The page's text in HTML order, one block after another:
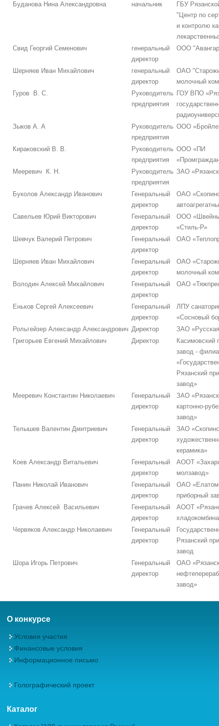
Буданова Нина Александровна
начальник
ГБУ
"Центр по
и контролю
Свид Георгий Семенович
генеральный
директор
ООО
Шерняев Иван Михайлович
генеральный
директор
ОАО
молочный
Гуров В. С.
Руководитель
предприятия
ГОУ ВПО
Зыков А. А
Руководитель
предприятия
ООО
Кираковский В. В.
Руководитель
предприятия
ООО «ПИ
Мееревич К. Н.
Руководитель
предприятия
ЗАО
Буколов Александр Иванович
Генеральный
директор
ОАО
Савельев Юрий Викторович
Генеральный
директор
ООО
«Стиль-Р»
Шевчук Валерий Петрович
Генеральный
директор
ОАО
Шерняев Иван Михайлович
Генеральный
директор
ОАО
молочный
Володин Алексей Михайлович
Генеральный
директор
ОАО
Еньков Сергей Алексеевич
Генеральный
директор
ЛПУ
«Сосновый
Рольгейзер Александр Александрович Директор
ЗАО
Григорьев Евгений Михайлович
Директор
Касимовский
завод -
Рязанский
завод»
Мееревич Константин Николаевич
Генеральный
директор
ЗАО
картонно-
завод»
Телышев Валентин Дмитриевич
Генеральный
директор
ЗАО
керамика»
Коев Александр Витальевич
Генеральный
директор
АООТ
молзавод»
Панин Николай Иванович
Генеральный
директор
ОАО
приборный
Грачев Алексей Васильевич
Генеральный
директор
АООТ
Червяков Александр Николаевич
Генеральный
директор
Рязанский
завод
Шора Игорь Петрович
Генеральный
директор
ОАО
завод»
О конкурсе
Условия участия
Финансовые условия
Информационное письмо
Голографический проект
Каталог